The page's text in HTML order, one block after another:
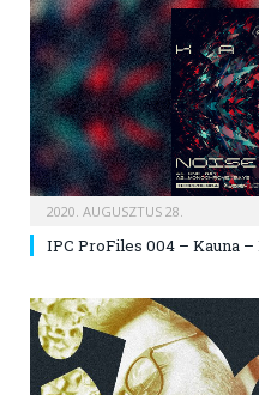
2020. AUGUSZTUS 28.
IPC ProFiles 004 – Kauna